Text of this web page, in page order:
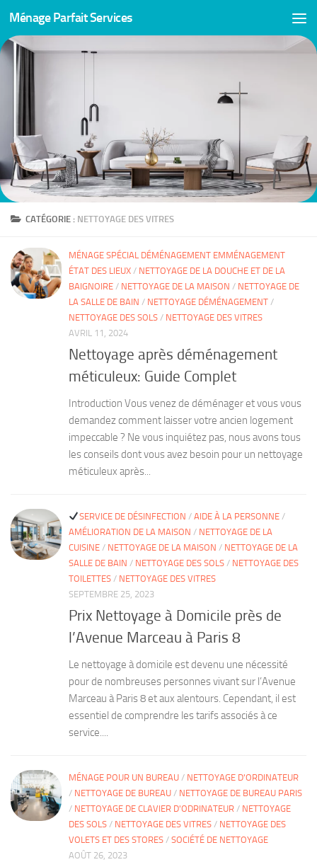
Skip to content
Ménage Parfait Services
CATÉGORIE : NETTOYAGE DES VITRES
MÉNAGE SPÉCIAL DÉMÉNAGEMENT EMMÉNAGEMENT
ÉTAT DES LIEUX / NETTOYAGE DE LA DOUCHE ET DE LA
BAIGNOIRE / NETTOYAGE DE LA MAISON / NETTOYAGE DE
LA SALLE DE BAIN / NETTOYAGE DÉMÉNAGEMENT /
NETTOYAGE DES SOLS / NETTOYAGE DES VITRES
AVRIL 11, 2024
Nettoyage après déménagement
méticuleux: Guide Complet
Introduction Vous venez de déménager et vous vous
demandez comment laisser votre ancien logement
impeccable ? Ne vous inquiétez pas, nous avons tous
les conseils dont vous avez besoin pour un nettoyage
méticuleux après...
SERVICE DE DÉSINFECTION / AIDE À LA PERSONNE/
AMÉLIORATION DE LA MAISON / NETTOYAGE DE LA
CUISINE / NETTOYAGE DE LA MAISON / NETTOYAGE DE LA
SALLE DE BAIN / NETTOYAGE DES SOLS / NETTOYAGE DES
TOILETTES / NETTOYAGE DES VITRES
SEPTEMBRE 25, 2023
Prix Nettoyage à Domicile près de
l’Avenue Marceau à Paris 8
Le nettoyage à domicile est devenu une nécessité
pour de nombreuses personnes vivant sur l’Avenue
Marceau à Paris 8 et aux alentours. Cependant, il est
essentiel de comprendre les tarifs associés à ce
service....
MÉNAGE POUR UN BUREAU / NETTOYAGE D'ORDINATEUR
/ NETTOYAGE DE BUREAU / NETTOYAGE DE BUREAU PARIS
/ NETTOYAGE DE CLAVIER D'ODRINATEUR / NETTOYAGE
DES SOLS / NETTOYAGE DES VITRES / NETTOYAGE DES
VOLETS ET DES STORES / SOCIÉTÉ DE NETTOYAGE
AOÛT 26, 2023